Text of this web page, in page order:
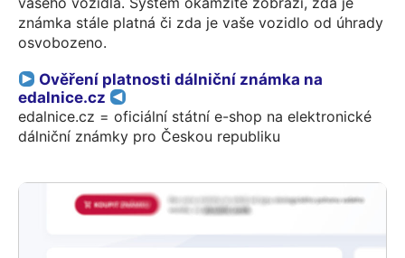
známka stále platná či zda je vaše vozidlo od úhrady
osvobozeno.
Ověření platnosti dálniční známka na
edalnice.cz
edalnice.cz = oficiální státní e-shop na elektronické
dálniční známky pro Českou republiku